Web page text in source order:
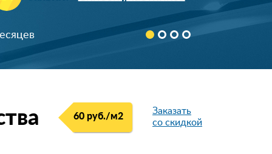
8 (926) 64*-43-65
8 (916) 740-**-*1
892532***70
Скрыть
60 руб./м2
Заказать
со скидкой